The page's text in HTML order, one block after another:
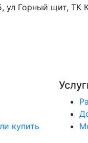
ул Горный щит, ТК
купить